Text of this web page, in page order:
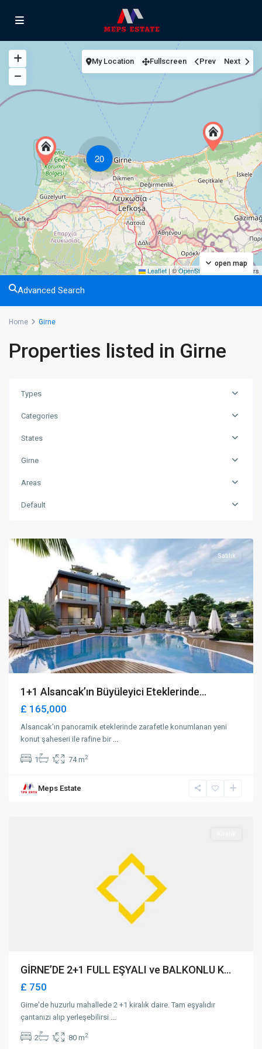
20
Leaflet | ©OpenStreetMap contributors
open map
My Location Fullscreen Prev Next
Advanced Search
Home Girne
Properties listed in Girne
Types
Categories
States
Girne
Areas
Default
Satılık
1+1 Alsancak’ın Büyüleyici Eteklerinde...
£ 165,000
Alsancak'ın panoramik eteklerinde zarafetle konumlanan yeni
konut şaheseri ile rafine bir ...
1 1 74 m2
Meps Estate
Girne,
GİRNE’DE 2+1 FULL EŞYALI ve BALKONLU K...
£ 750
Girne'de huzurlu mahallede 2 +1 kiralık daire. Tam eşyalıdır
çantanızı alıp yerleşebilirsi ...
2 1 80 m2